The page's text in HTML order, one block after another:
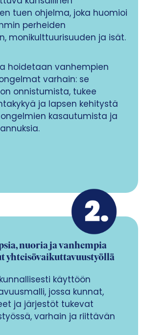
tuen ohjelma, joka huomioi
perheiden
monikulttuurisuuden ja isät.
hoidetaan vanhempien
varhain: se
onnistumista, tukee
ja lapsen kehitystä
kasautumista ja
nuoria ja vanhempia
yhteisövaikuttavuustyöllä
käyttöön
jossa kunnat,
ja järjestöt tukevat
varhain ja riittävän